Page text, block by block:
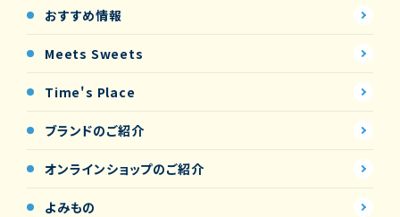
おすすめ情報
Meets Sweets
Time's Place
ブランドのご紹介
オンラインショップのご紹介
よみもの